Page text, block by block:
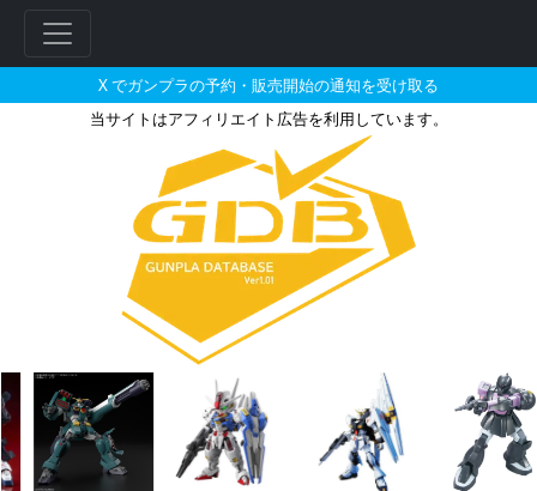
X でガンプラの予約・販売開始の通知を受け取る
当サイトはアフィリエイト広告を利用しています。
MG 1/100 シャア専用ゲルググ
ー
ド
検
索